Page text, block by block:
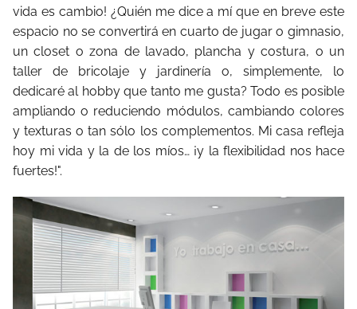
vida es cambio! ¿Quién me dice a mí que en breve este
espacio no se convertirá en cuarto de jugar o gimnasio,
un closet o zona de lavado, plancha y costura, o un
taller de bricolaje y jardinería o, simplemente, lo
dedicaré al hobby que tanto me gusta? Todo es posible
ampliando o reduciendo módulos, cambiando colores
y texturas o tan sólo los complementos. Mi casa refleja
hoy mi vida y la de los míos… ¡y la flexibilidad nos hace
fuertes!".